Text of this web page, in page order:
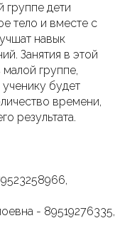
группе дети
тело и вместе с
навык
Занятия в этой
группе,
будет
времени,
результата.
- 89519276335,